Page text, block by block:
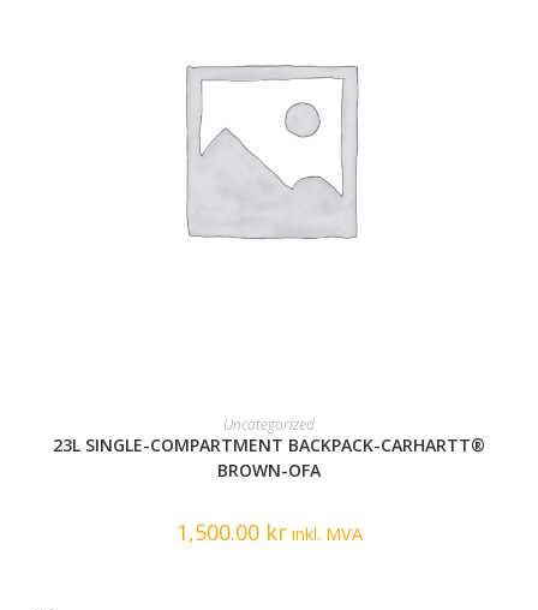
READ MORE
Uncategorized
23L SINGLE-COMPARTMENT BACKPACK-CARHARTT®
BROWN-OFA
1,500.00 krinkl. MVA